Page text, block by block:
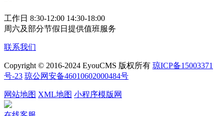
工作日 8:30-12:00 14:30-18:00
周六及部分节假日提供值班服务
联系我们
Copyright © 2016-2024 EyouCMS 版权所有 琼ICP备15003371
号-23 琼公网安备46010602000484号
网站地图 XML地图 小程序模版网